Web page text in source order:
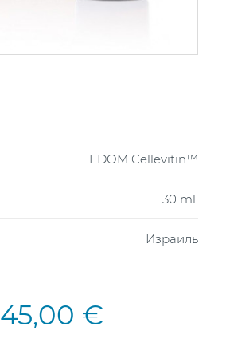
EDOM Cellevitin™
30 ml.
Израиль
45,00 €